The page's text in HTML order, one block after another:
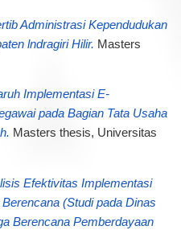
Administrasi Kependudukan
lndragiri Hilir. Masters
Implementasi E-
pada Bagian Tata Usaha
Masters thesis, Universitas
Efektivitas Implementasi
(Studi pada Dinas
Berencana Pemberdayaan